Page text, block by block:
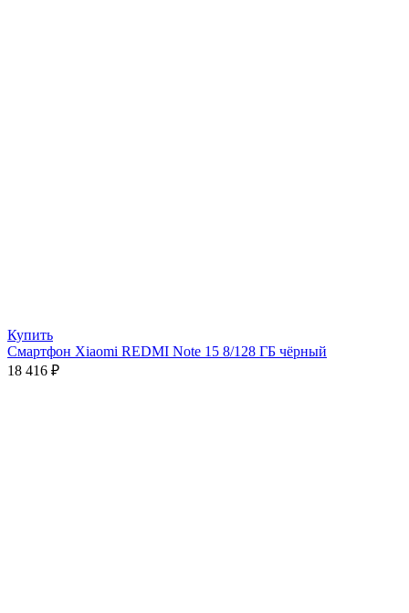
Купить
Смартфон Xiaomi REDMI Note 15 8/128 ГБ чёрный
18 416 ₽